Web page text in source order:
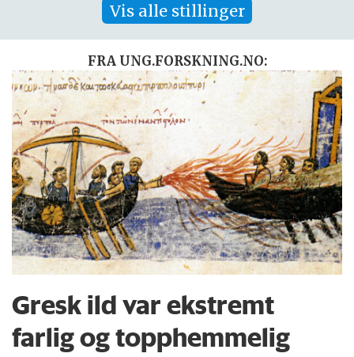
Vis alle stillinger
FRA UNG.FORSKNING.NO:
Gresk ild var ekstremt
farlig og topphemmelig